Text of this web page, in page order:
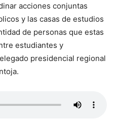
acciones conjuntas
y las casas de estudios
de personas que estas
estudiantes y
presidencial regional